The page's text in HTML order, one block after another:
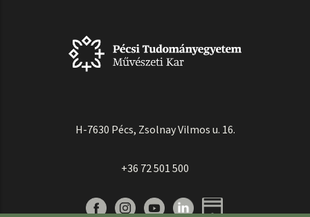
H-7630 Pécs, Zsolnay Vilmos u. 16.
+36 72 501 500